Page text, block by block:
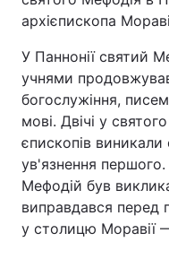
архієпископа
У Паннонії святий
учнями
богослужіння,
мові. Двічі у
єпископів
ув'язнення
Мефодій був
виправдався перед
у столицю Моравії